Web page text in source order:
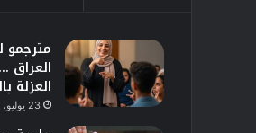
مترجمو
العراق
العزلة
23 يوليو، 2025